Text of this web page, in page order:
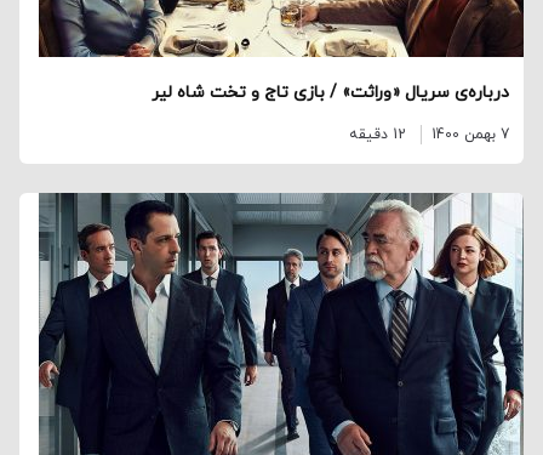
درباره‌ی سریال «وراثت» / بازی تاج و تخت شاه لیر
7 بهمن 1400 12 دقیقه